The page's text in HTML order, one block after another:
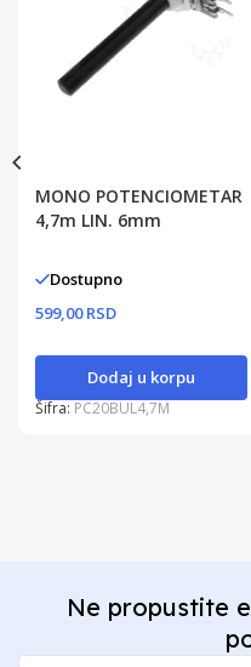
MONO POTENCIOMETAR
4,7m LIN. 6mm
Dostupno
599,00 RSD
Dodaj u korpu
Šifra: PC20BUL4,7M
Ne propustite